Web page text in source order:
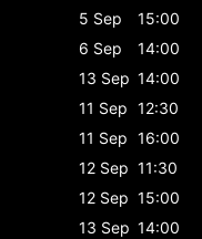
5 Sep
15:00
6 Sep
14:00
13 Sep 14:00
11 Sep 12:30
11 Sep 16:00
12 Sep 11:30
12 Sep 15:00
13 Sep 14:00